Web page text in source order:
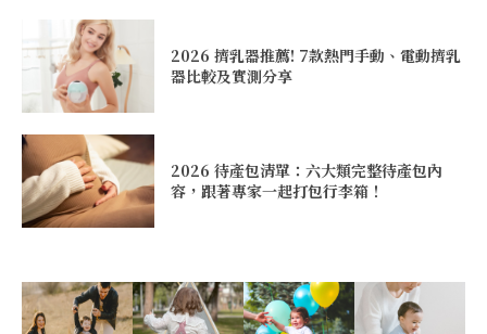
2026 擠乳器推薦! 7款熱門手動、電動擠乳
器比較及實測分享
2026 待產包清單：六大類完整待產包內
容，跟著專家一起打包行李箱！